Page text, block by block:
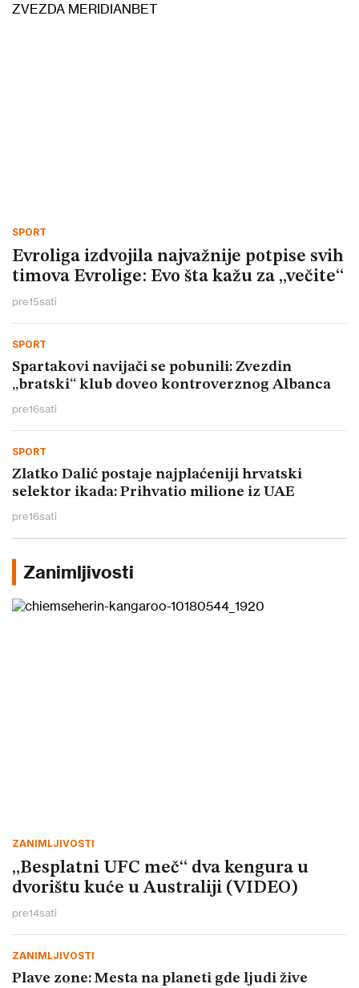
SPORT
Evroliga izdvojila najvažnije potpise svih
timova Evrolige: Evo šta kažu za „večite“
pre15sati
SPORT
Spartakovi navijači se pobunili: Zvezdin
„bratski“ klub doveo kontroverznog Albanca
pre16sati
SPORT
Zlatko Dalić postaje najplaćeniji hrvatski
selektor ikada: Prihvatio milione iz UAE
pre16sati
Zanimljivosti
ZANIMLJIVOSTI
„Besplatni UFC meč“ dva kengura u
dvorištu kuće u Australiji (VIDEO)
pre14sati
ZANIMLJIVOSTI
Plave zone: Mesta na planeti gde ljudi žive